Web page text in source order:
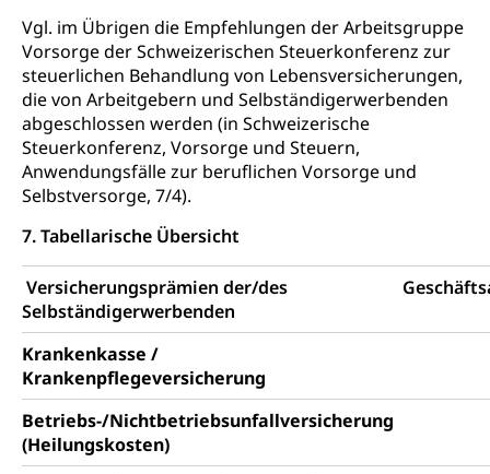
Vgl. im Übrigen die Empfehlungen der Arbeitsgruppe
Vorsorge der Schweizerischen Steuerkonferenz zur
steuerlichen Behandlung von Lebensversicherungen,
die von Arbeitgebern und Selbständigerwerbenden
abgeschlossen werden (in Schweizerische
Steuerkonferenz, Vorsorge und Steuern,
Anwendungsfälle zur beruflichen Vorsorge und
Selbstversorge, 7/4).
7. Tabellarische Übersicht
Versicherungsprämien der/des
Selbständigerwerbenden
Krankenkasse /
Krankenpflegeversicherung
Betriebs-/Nichtbetriebsunfallversicherung
(Heilungskosten)